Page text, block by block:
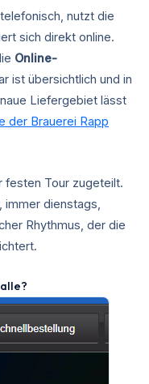
nutzt die
sich direkt online.
Online-
ist übersichtlich und in
Liefergebiet lässt
der Brauerei Rapp
festen Tour zugeteilt.
immer dienstags,
Rhythmus, der die